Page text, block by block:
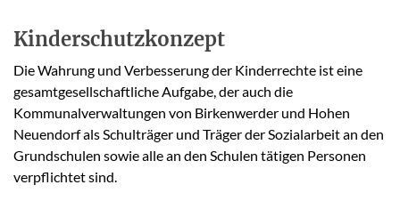
Kinderschutzkonzept
Die Wahrung und Verbesserung der Kinderrechte ist eine
gesamtgesellschaftliche Aufgabe, der auch die
Kommunalverwaltungen von Birkenwerder und Hohen
Neuendorf als Schulträger und Träger der Sozialarbeit an den
Grundschulen sowie alle an den Schulen tätigen Personen
verpflichtet sind.